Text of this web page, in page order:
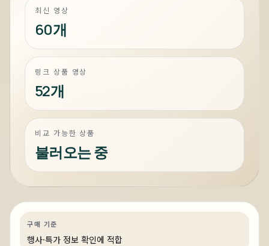
최신 영상
60개
링크 상품 영상
52개
비교 가능한 상품
불러오는 중
전세계 199대, 국내 단 2대 배정! 진정한
하이엔드는 이런거 - 쿨러마스터 코스모
스 알파 골드
구매 기준
행사·특가 정보 확인에 적합